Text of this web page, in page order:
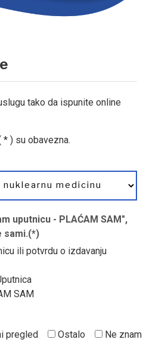
tako da ispunite online
) su obavezna.
uputnicu - PLAĆAM SAM",
sami.(*)
ili potvrdu o izdavanju
SAM
pregled Ostalo Ne znam